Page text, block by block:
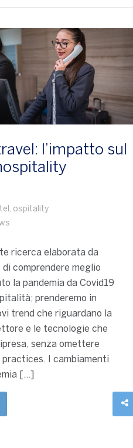
l’impatto sul
, ospitality
ricerca elaborata da
comprendere meglio
la pandemia da Covid19
prenderemo in
trend che riguardano la
e le tecnologie che
senza omettere
I cambiamenti
[…]